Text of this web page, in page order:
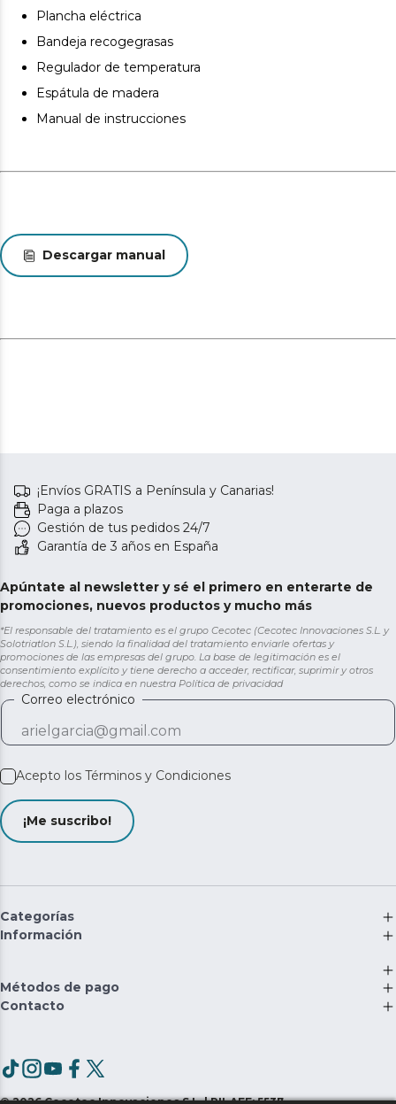
Asas de tacto frío para un manejo más cómodo.
Plancha eléctrica
Bandeja recogegrasas
Regulador de temperatura
Espátula de madera
Manual de instrucciones
Descargar manual
¡Envíos GRATIS a Península y Canarias!
Paga a plazos
Gestión de tus pedidos 24/7
Garantía de 3 años en España
Apúntate al newsletter y sé el primero en enterarte de
promociones, nuevos productos y mucho más
*El responsable del tratamiento es el grupo Cecotec (Cecotec Innovaciones S.L. y
Solotriatlon S.L.), siendo la finalidad del tratamiento enviarle ofertas y
promociones de las empresas del grupo. La base de legitimación es el
consentimiento explícito y tiene derecho a acceder, rectificar, suprimir y otros
derechos, como se indica en nuestra Política de privacidad
Correo electrónico
Acepto los Términos y Condiciones
¡Me suscribo!
Categorías
Información
Métodos de pago
Contacto